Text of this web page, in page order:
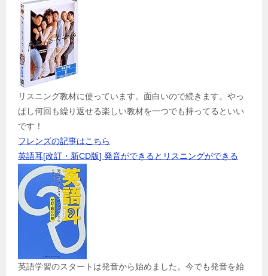
リスニング教材に使っています。面白いので続きます。やっ
ぱし何回も繰り返せる楽しい教材を一つでも持ってるといい
です！
フレンズの記事はこちら
英語耳[改訂・新CD版] 発音ができるとリスニングができる
英語学習のスタートは発音から始めました。今でも発音を始